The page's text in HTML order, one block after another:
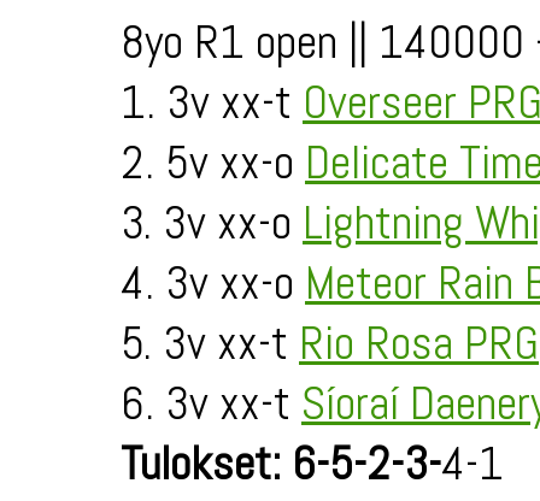
8yo R1 open ||
1. 3v xx-t Overseer
2. 5v xx-o Delicate
3. 3v xx-o Lightning
4. 3v xx-o Meteor Rain
5. 3v xx-t Rio Rosa PRG
6. 3v xx-t Síoraí
Tulokset: 6-5-2-3-4-1